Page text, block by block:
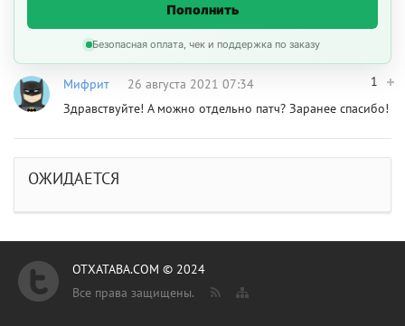
Пополнить
Безопасная оплата, чек и поддержка по заказу
1
Мифрит
26 августа 2021 07:34
Здравствуйте! А можно отдельно патч? Заранее спасибо!
ОЖИДАЕТСЯ
OTXATABA.COM © 2024
Все права защищены.